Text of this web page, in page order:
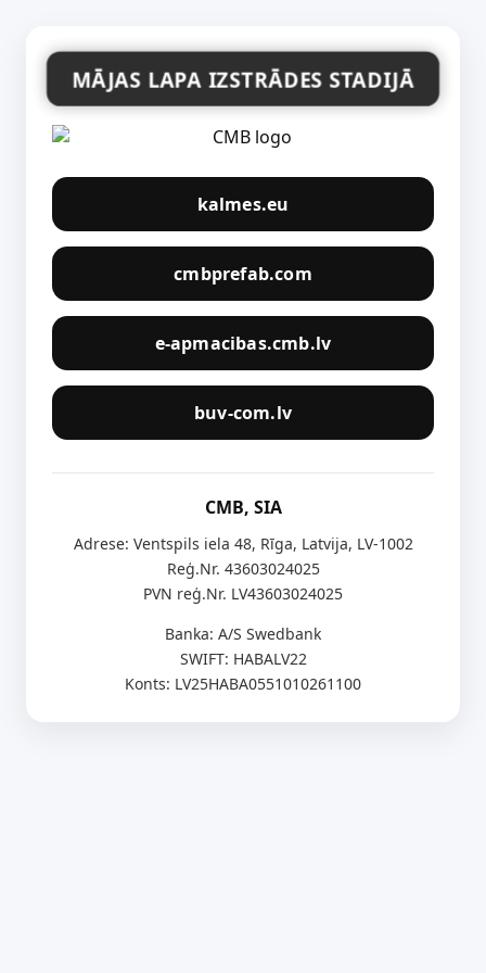
MĀJAS LAPA IZSTRĀDES STADIJĀ
kalmes.eu
cmbprefab.com
e-apmacibas.cmb.lv
buv-com.lv
CMB, SIA
Adrese: Ventspils iela 48, Rīga, Latvija, LV-1002
Reģ.Nr. 43603024025
PVN reģ.Nr. LV43603024025
Banka: A/S Swedbank
SWIFT: HABALV22
Konts: LV25HABA0551010261100